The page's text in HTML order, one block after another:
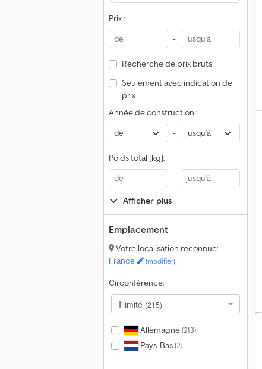
Prix :
-
Recherche de prix bruts
Seulement avec indication de
prix
Année de construction :
-
Poids total [kg]:
-
Afficher plus
Emplacement
Votre localisation reconnue:
France
(modifier)
Circonférence:
Illimité (215)
Allemagne(213)
Pays-Bas(2)
Autres Appareil De Forage - Horizontal